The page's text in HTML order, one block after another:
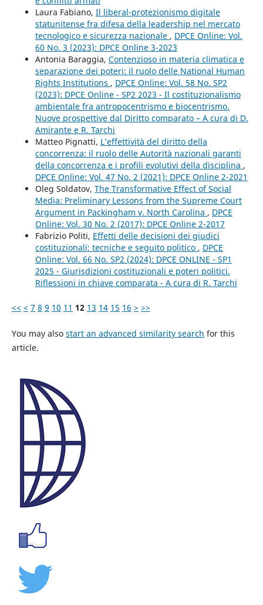
Laura Fabiano, Il liberal-protezionismo digitale
statunitense fra difesa della leadership nel mercato
tecnologico e sicurezza nazionale , DPCE Online: Vol.
60 No. 3 (2023): DPCE Online 3-2023
Antonia Baraggia, Contenzioso in materia climatica e
separazione dei poteri: il ruolo delle National Human
Rights Institutions , DPCE Online: Vol. 58 No. SP2
(2023): DPCE Online - SP2 2023 - Il costituzionalismo
ambientale fra antropocentrismo e biocentrismo.
Nuove prospettive dal Diritto comparato – A cura di D.
Amirante e R. Tarchi
Matteo Pignatti, L’effettività del diritto della
concorrenza: il ruolo delle Autorità nazionali garanti
della concorrenza e i profili evolutivi della disciplina ,
DPCE Online: Vol. 47 No. 2 (2021): DPCE Online 2-2021
Oleg Soldatov, The Transformative Effect of Social
Media: Preliminary Lessons from the Supreme Court
Argument in Packingham v. North Carolina , DPCE
Online: Vol. 30 No. 2 (2017): DPCE Online 2-2017
Fabrizio Politi, Effetti delle decisioni dei giudici
costituzionali: tecniche e seguito politico , DPCE
Online: Vol. 66 No. SP2 (2024): DPCE ONLINE - SP1
2025 - Giurisdizioni costituzionali e poteri politici.
Riflessioni in chiave comparata - A cura di R. Tarchi
<< < 7 8 9 10 11 12 13 14 15 16 > >>
You may also start an advanced similarity search for this
article.